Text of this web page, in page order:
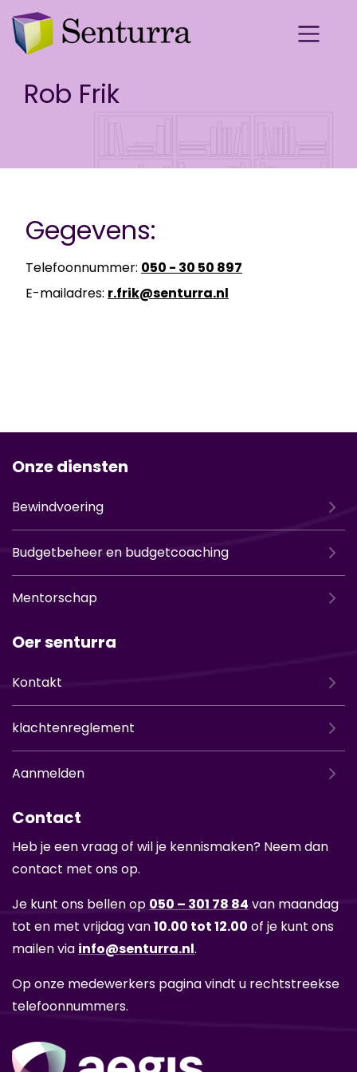
Rob Frik
Gegevens:
Telefoonnummer: 050 - 30 50 897
E-mailadres: r.frik@senturra.nl
Onze diensten
Bewindvoering
Budgetbeheer en budgetcoaching
Mentorschap
Oer senturra
Kontakt
klachtenreglement
Aanmelden
Contact
Heb je een vraag of wil je kennismaken? Neem dan
contact met ons op.
Je kunt ons bellen op 050 – 301 78 84 van maandag
tot en met vrijdag van10.00 tot 12.00 of je kunt ons
mailen via info@senturra.nl.
Op onze medewerkers pagina vindt u rechtstreekse
telefoonnummers.